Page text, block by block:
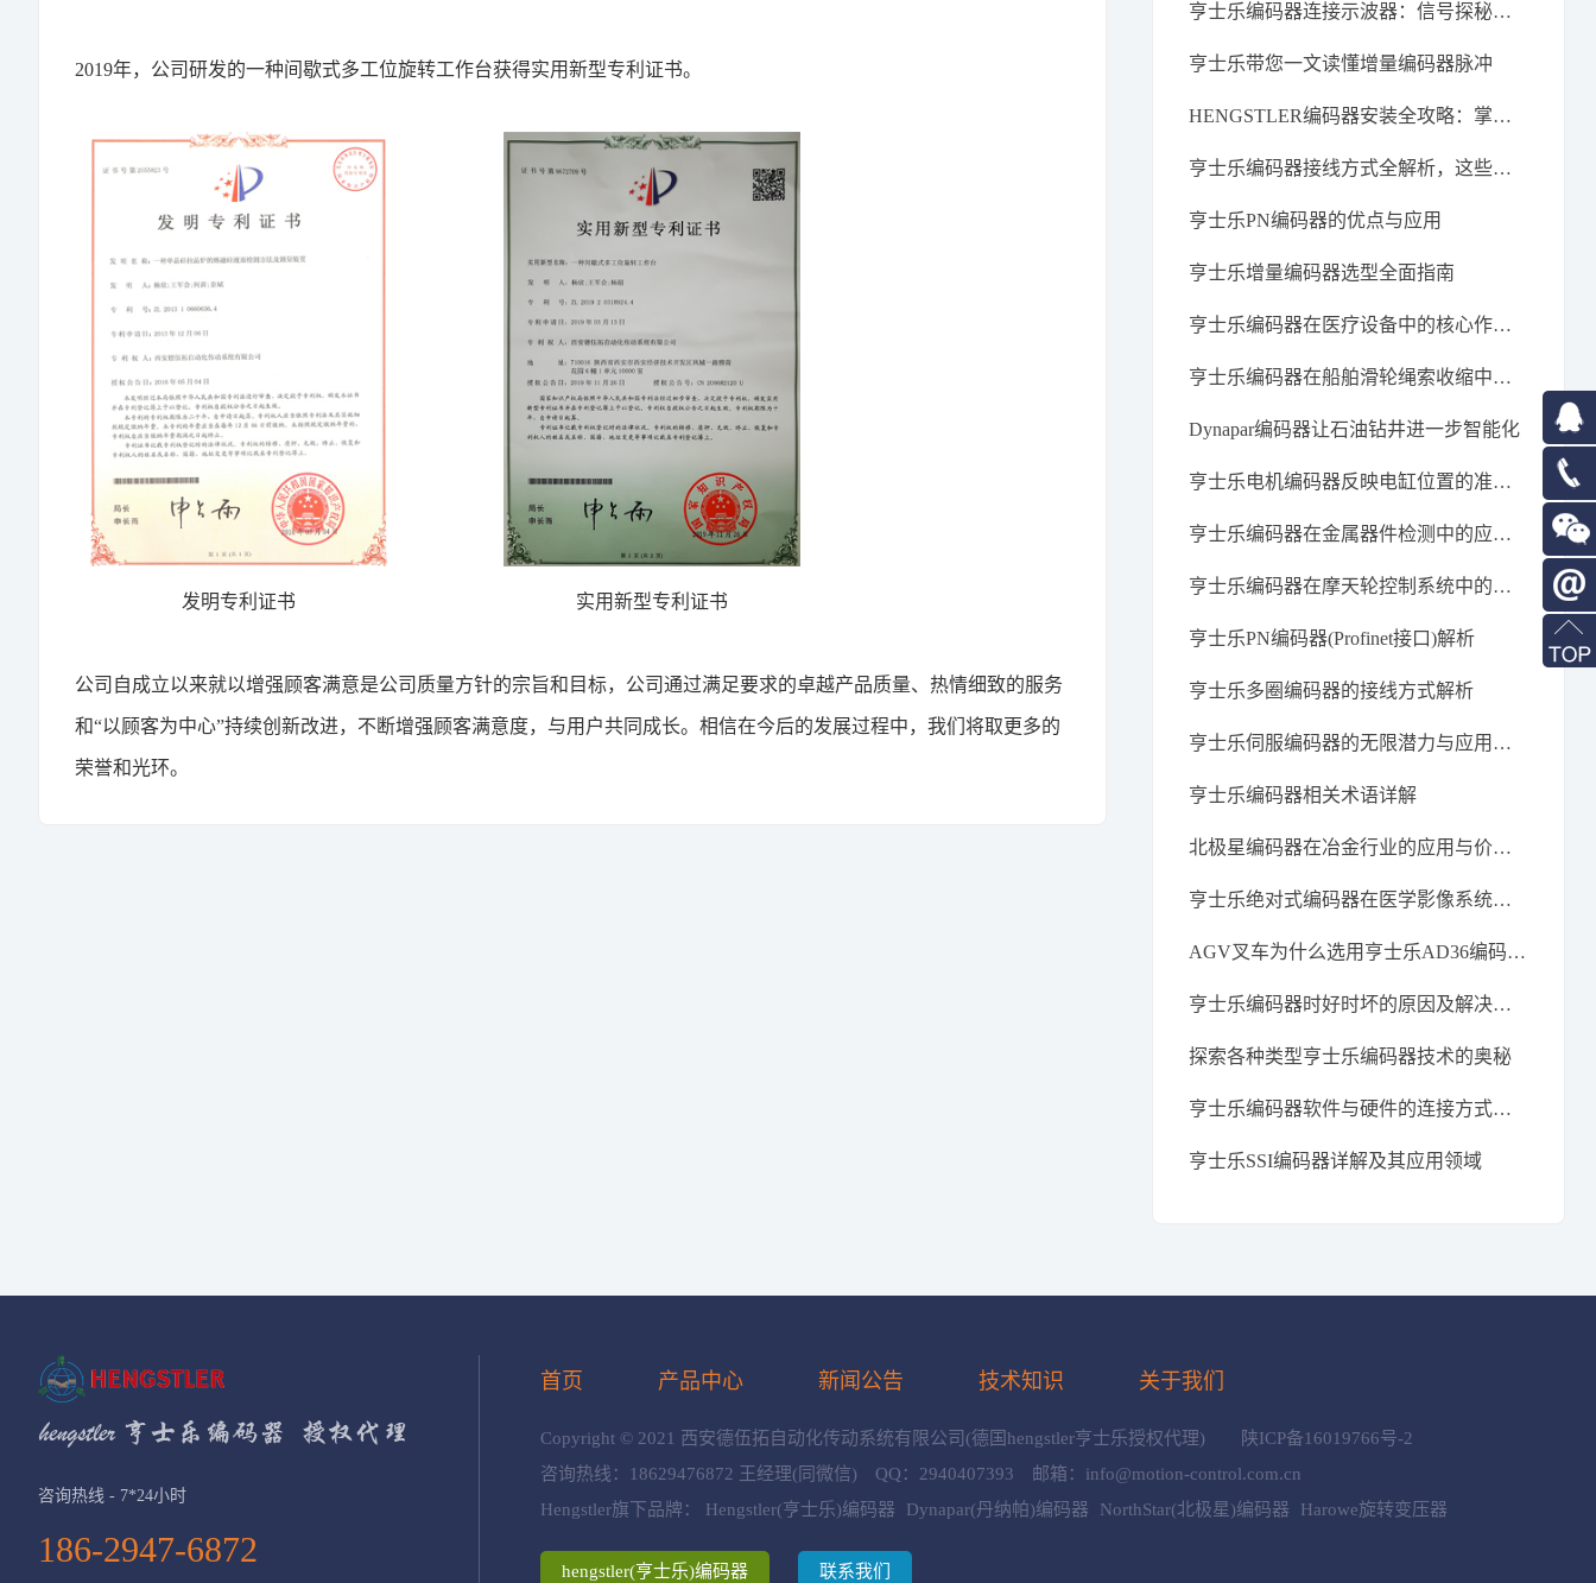
2019年，公司研发的一种间歇式多工位旋转工作台获得实用新型专利证书。
发明专利证书 实用新型专利证书
公司自成立以来就以增强顾客满意是公司质量方针的宗旨和目标，公司通过满足要求的卓越产品质量、热情细致的服务
和“以顾客为中心”持续创新改进，不断增强顾客满意度，与用户共同成长。相信在今后的发展过程中，我们将取更多的
荣誉和光环。
亨士乐编码器连接示波器：信号探秘之旅
亨士乐带您一文读懂增量编码器脉冲
HENGSTLER编码器安装全攻略：掌握关键步骤，开启高效运行之旅
亨士乐编码器接线方式全解析，这些要点你必须知道。
亨士乐PN编码器的优点与应用
亨士乐增量编码器选型全面指南
亨士乐编码器在医疗设备中的核心作用与应用前景
亨士乐编码器在船舶滑轮绳索收缩中的应用案例分析
Dynapar编码器让石油钻井进一步智能化
亨士乐电机编码器反映电缸位置的准确性评估
亨士乐编码器在金属器件检测中的应用探讨
亨士乐编码器在摩天轮控制系统中的应用
亨士乐PN编码器(Profinet接口)解析
亨士乐多圈编码器的接线方式解析
亨士乐伺服编码器的无限潜力与应用前景
亨士乐编码器相关术语详解
北极星编码器在冶金行业的应用与价值探析
亨士乐绝对式编码器在医学影像系统中的应用原理
AGV叉车为什么选用亨士乐AD36编码器？
亨士乐编码器时好时坏的原因及解决方法
探索各种类型亨士乐编码器技术的奥秘
亨士乐编码器软件与硬件的连接方式解析
亨士乐SSI编码器详解及其应用领域
咨询热线 - 7*24小时
186-2947-6872
首页 产品中心 新闻公告 技术知识 关于我们
Copyright © 2021 西安德伍拓自动化传动系统有限公司(德国hengstler亨士乐授权代理)
陕ICP备16019766号-2
咨询热线：18629476872 王经理(同微信) QQ：2940407393 邮箱：info@motion-control.com.cn
Hengstler旗下品牌： Hengstler(亨士乐)编码器 Dynapar(丹纳帕)编码器 NorthStar(北极星)编码器 Harowe旋转变压器
hengstler(亨士乐)编码器 联系我们
在线
QQ
186-
2947-
6872
在线
咨询